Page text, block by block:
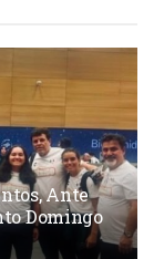
Ante
Domingo